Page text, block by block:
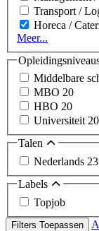
Transport /
Horeca /
Meer...
Middelbare
MBO 20
HBO 20
Universiteit20
Talen
Nederlands 23
Labels
Topjob
Filters Toepassen